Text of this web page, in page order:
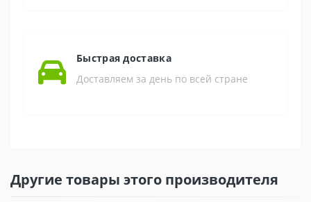
Быстрая доставка
Доставляем за день по всей стране
Другие товары этого производителя